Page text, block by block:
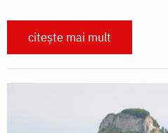
citește mai mult